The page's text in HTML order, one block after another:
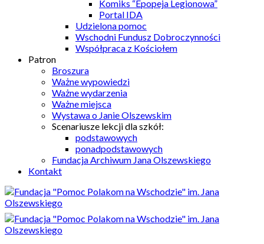
Komiks “Epopeja Legionowa”
Portal IDA
Udzielona pomoc
Wschodni Fundusz Dobroczynności
Współpraca z Kościołem
Patron
Broszura
Ważne wypowiedzi
Ważne wydarzenia
Ważne miejsca
Wystawa o Janie Olszewskim
Scenariusze lekcji dla szkół:
podstawowych
ponadpodstawowych
Fundacja Archiwum Jana Olszewskiego
Kontakt